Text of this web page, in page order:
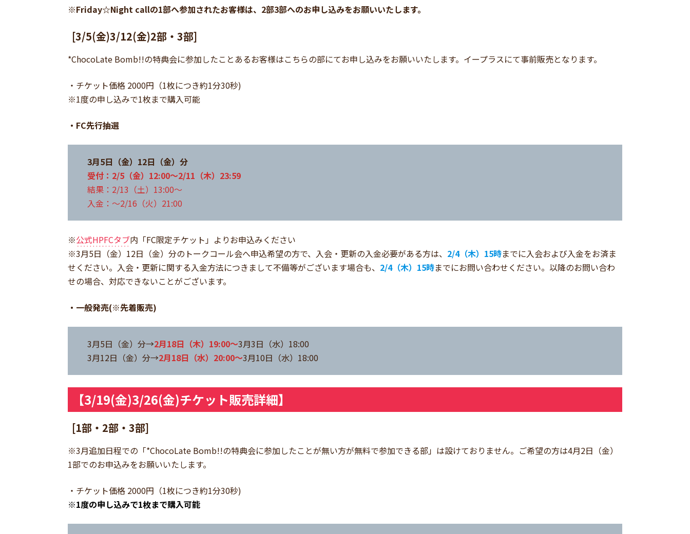
※Friday☆Night callの1部へ参加されたお客様は、2部3部へのお申し込みをお願いいたします。
[3/5(金)3/12(金)2部・3部]
*ChocoLate Bomb!!の特典会に参加したことあるお客様はこちらの部にてお申し込みをお願いいたします。イープラスにて事前販売となります。
・チケット価格 2000円（1枚につき約1分30秒)
※1度の申し込みで1枚まで購入可能
・FC先行抽選
3月5日（金）12日（金）分
受付：2/5（金）12:00～2/11（木）23:59
結果：2/13（土）13:00～
入金：～2/16（火）21:00
※公式HPFCタブ内「FC限定チケット」よりお申込みください
※3月5日（金）12日（金）分のトークコール会へ申込希望の方で、入会・更新の入金必要がある方は、 2/4（木）15時までに入会および入金をお済ま
せください。入会・更新に関する入金方法につきまして不備等がございます場合も、 2/4（木）15時までにお問い合わせください。以降のお問い合わ
せの場合、対応できないことがございます。
・一般発売(※先着販売)
3月5日（金）分→2月18日（木）19:00～3月3日（水）18:00
3月12日（金）分→2月18日（水）20:00～3月10日（水）18:00
【3/19(金)3/26(金)チケット販売詳細】
[1部・2部・3部]
※3月追加日程での「*ChocoLate Bomb!!の特典会に参加したことが無い方が無料で参加できる部」は設けておりません。ご希望の方は4月2日（金）
1部でのお申込みをお願いいたします。
・チケット価格 2000円（1枚につき約1分30秒)
※1度の申し込みで1枚まで購入可能